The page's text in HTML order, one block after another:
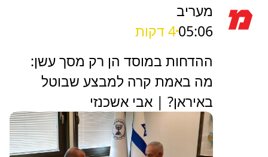
מעריב
05:064 דקות
ההדחות במוסד הן רק מסך עשן:
מה באמת קרה למבצע שבוטל
באיראן? | אבי אשכנזי